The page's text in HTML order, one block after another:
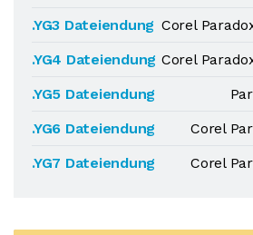
.YG3 Dateiendung Corel
.YG4 Dateiendung Corel
.YG5 Dateiendung
.YG6 Dateiendung
Corel
.YG7 Dateiendung
Corel